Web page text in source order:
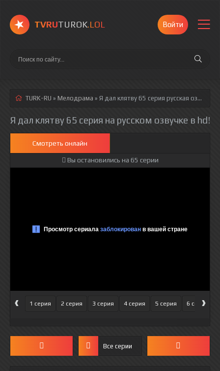
TVRUTUROK.LOL Войти
TURK-RU » Мелодрама » Я дал клятву 65 серия русская озвучка полностью смотреть онлайн!
Я дал клятву 65 серия на русском озвучке в hd!
Смотреть онлайн
Вы остановились на 65 серии
‹ 1 серия 2 серия 3 серия 4 серия 5 серия 6 серия
›
Все серии